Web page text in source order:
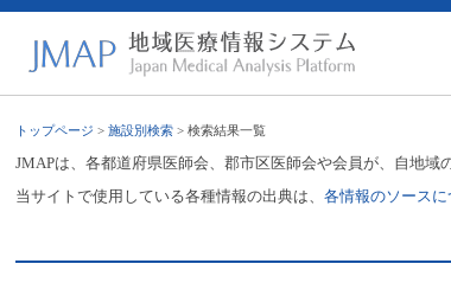
トップページ >施設別検索 > 検索結果一覧
JMAPは、各都道府県医師会、郡市区医師会や会員が、自地
当サイトで使用している各種情報の出典は、各情報のソースに